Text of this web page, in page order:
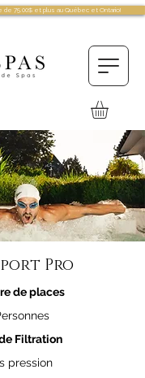
de 75.00$ et plus au Québec et Ontario!
Pro
de places
Filtration
pression